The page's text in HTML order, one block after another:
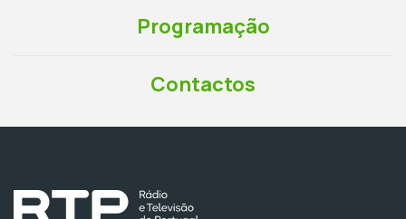
Programação
Contactos